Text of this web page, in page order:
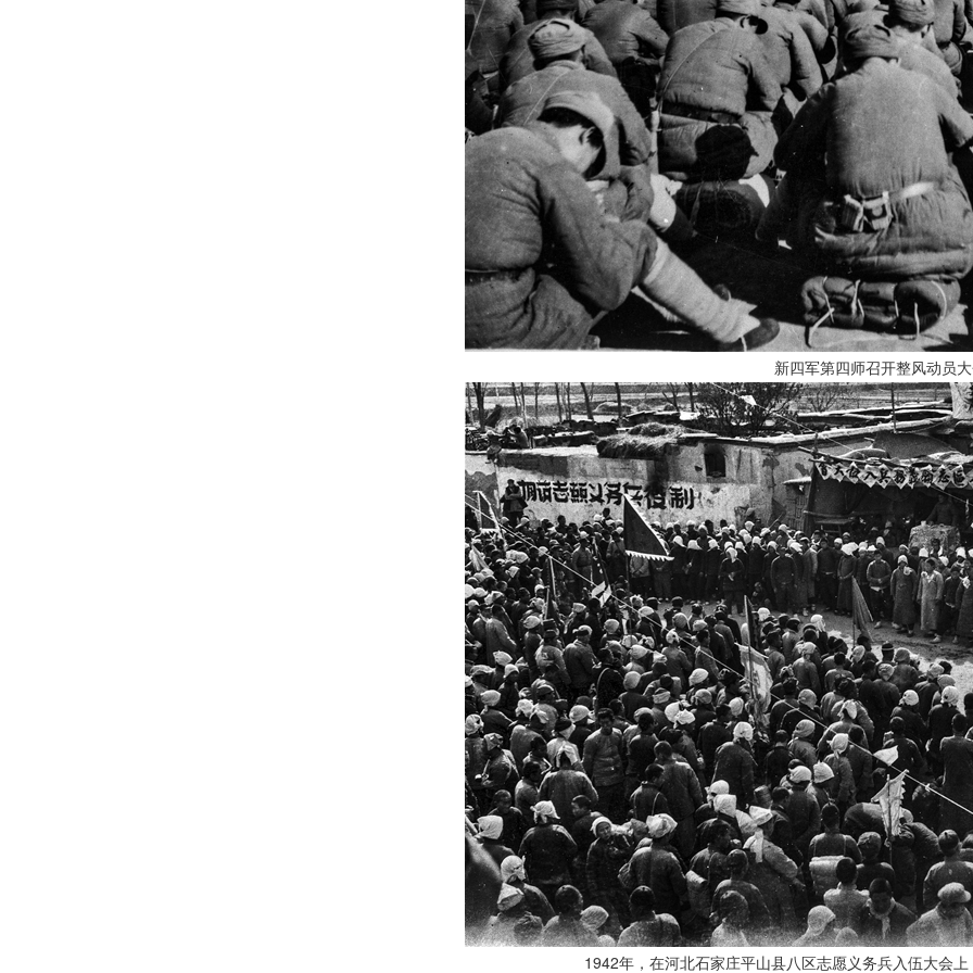
新四军第四师召开整风动员
1942年，在河北石家庄平山县八区志愿义务兵入伍大会